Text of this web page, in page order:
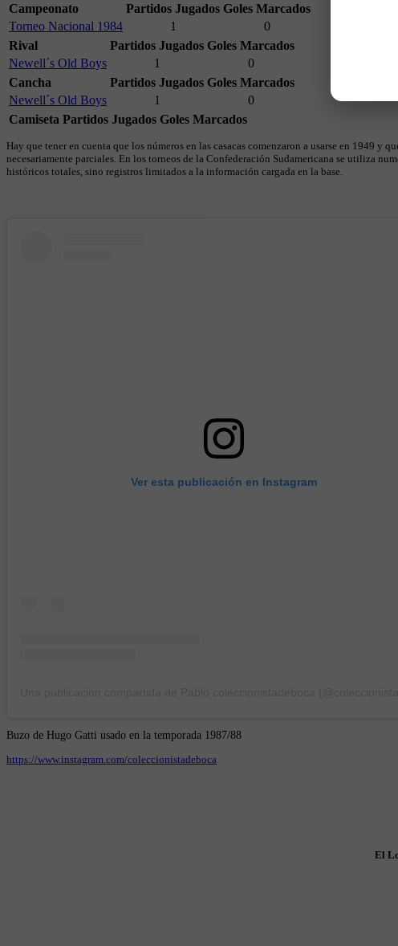
Campeonato
Partidos Jugados Goles Marcados
Torneo Nacional 1984
1
0
Rival
Partidos Jugados Goles Marcados
Newell´s Old Boys
1
0
Cancha
Partidos Jugados Goles Marcados
Newell´s Old Boys
1
0
Camiseta Partidos Jugados Goles Marcados
Hay que tener en cuenta que los números en las casacas comenzaron a usarse en 1949
necesariamente parciales. En los torneos de la Confederación Sudamericana se utiliza
históricos totales, sino registros limitados a la información cargada en la base.
Ver esta publicación en Instagram
Buzo de Hugo Gatti usado en la temporada 1987/88
https://www.instagram.com/coleccionistadeboca
El